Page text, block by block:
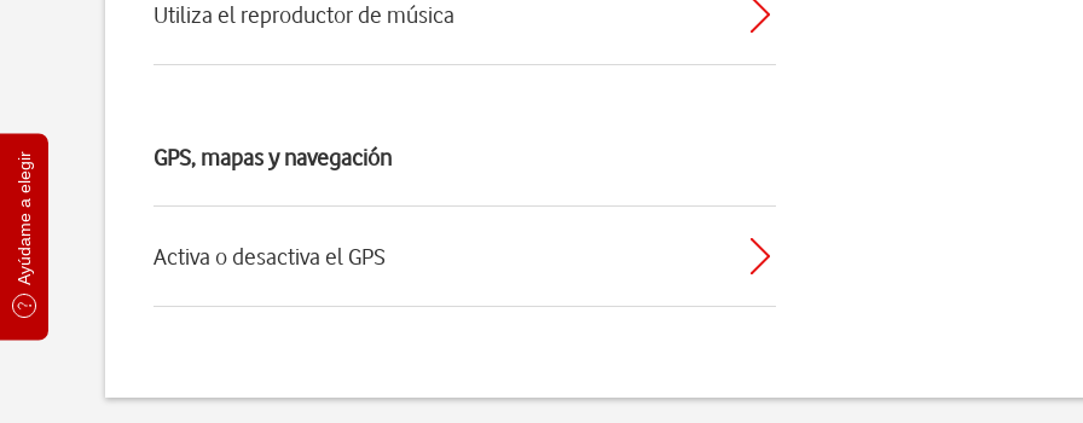
Ayúdame a elegir
Utiliza el reproductor de música
GPS, mapas y navegación
Activa o desactiva el GPS